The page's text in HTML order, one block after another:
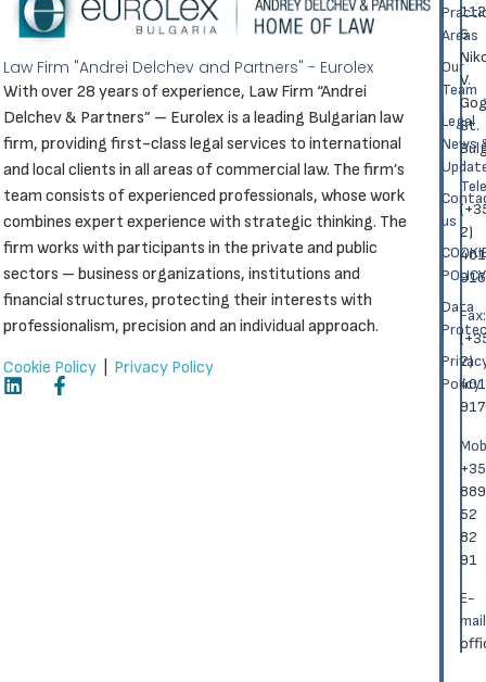
Law Firm "Andrei Delchev and Partners" - Eurolex
With over 28 years of experience, Law Firm “Andrei
Delchev & Partners” – Eurolex is a leading Bulgarian law
firm, providing first-class legal services to international
and local clients in all areas of commercial law. The firm’s
team consists of experienced professionals, whose work
combines expert experience with strategic thinking. The
firm works with participants in the private and public
sectors – business organizations, institutions and
financial structures, protecting their interests with
professionalism, precision and an individual approach.
Cookie Policy Privacy Policy
Areas
Our
Team
Legal
News
us
POLICY
Data
Policy
6
V.
St.
2)
401
Fаx:
2)
401
889
52
82
91
E-